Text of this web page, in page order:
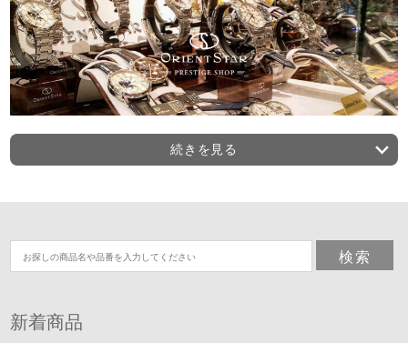
「Koyo天王寺ミオプラザ館店」。
在庫・販売価格はお問合せください。お客様特典多数ご用意致しており
ます。全国通販あり。
～天王寺・あべの地域最大級のラインナップ
続きを見る
新着商品